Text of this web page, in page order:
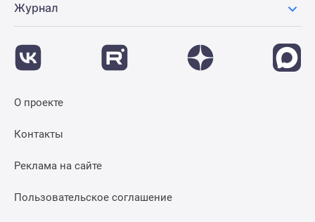
Журнал
О проекте
Контакты
Реклама на сайте
Пользовательское соглашение